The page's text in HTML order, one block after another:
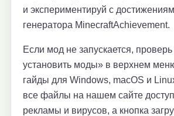
и экспериментируй с
генератора MinecraftAchievement.
Если мод не запускается,
установить моды» в верхнем
гайды для Windows, macOS и
все файлы на нашем сайте
рекламы и вирусов, а кнопка